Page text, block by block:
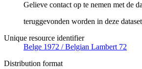
Gelieve contact op te nemen met de
teruggevonden worden in deze
Unique resource identifier
Belge 1972 / Belgian Lambert 72
Distribution format